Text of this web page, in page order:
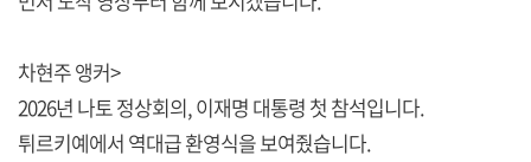
차현주 앵커>
2026년 나토 정상회의, 이재명 대통령 첫 참석입니다.
튀르키예에서 역대급 환영식을 보여줬습니다.